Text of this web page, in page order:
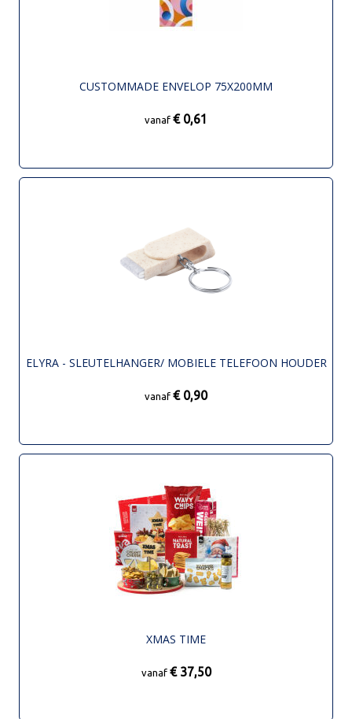
CUSTOMMADE ENVELOP 75X200MM
vanaf € 0,61
ELYRA - SLEUTELHANGER/ MOBIELE TELEFOON HOUDER
vanaf € 0,90
XMAS TIME
vanaf € 37,50